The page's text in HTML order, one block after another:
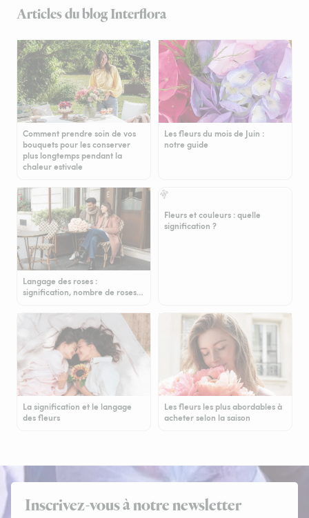
Articles du blog Interflora
Comment prendre soin de vos
bouquets pour les conserver
plus longtemps pendant la
chaleur estivale
Les fleurs du mois de Juin :
notre guide
Langage des roses :
signification, nombre de roses…
Fleurs et couleurs : quelle
signification ?
La signification et le langage
des fleurs
Les fleurs les plus abordables à
acheter selon la saison
Inscrivez-vous à notre newsletter